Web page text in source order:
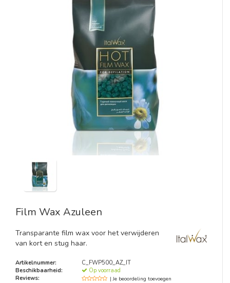
Film Wax Azuleen
Transparante film wax voor het verwijderen
van kort en stug haar.
Artikelnummer:
C_FWP500_AZ_IT
Beschikbaarheid:
Op voorraad
Reviews:
| Je beoordeling toevoegen